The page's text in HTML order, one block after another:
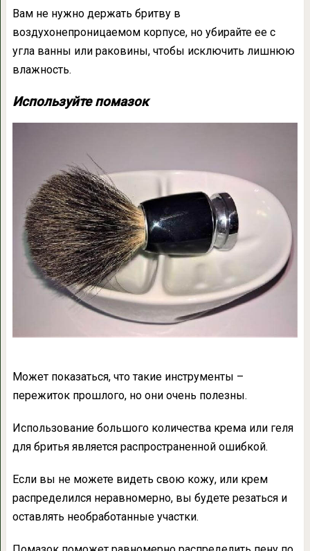
Вам не нужно держать бритву в
воздухонепроницаемом корпусе, но убирайте ее с
угла ванны или раковины, чтобы исключить лишнюю
влажность.
Используйте помазок
Может показаться, что такие инструменты –
пережиток прошлого, но они очень полезны.
Использование большого количества крема или геля
для бритья является распространенной ошибкой.
Если вы не можете видеть свою кожу, или крем
распределился неравномерно, вы будете резаться и
оставлять необработанные участки.